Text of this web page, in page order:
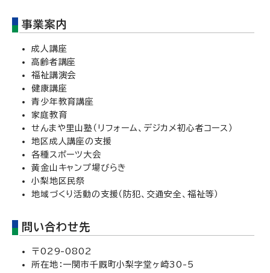
事業案内
成人講座
高齢者講座
福祉講演会
健康講座
青少年教育講座
家庭教育
せんまや里山塾（リフォーム、デジカメ初心者コース）
地区成人講座の支援
各種スポーツ大会
黄金山キャンプ場びらき
小梨地区民祭
地域づくり活動の支援（防犯、交通安全、福祉等）
問い合わせ先
〒029-0802
所在地：一関市千厩町小梨字堂ヶ崎30-5